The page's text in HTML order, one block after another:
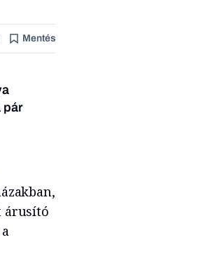
Mentés
pár
árusító